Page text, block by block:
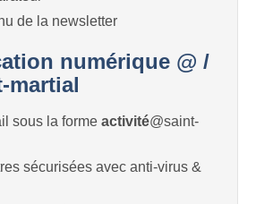
de la newsletter
numérique @ /
martial
sous la forme activité@saint-
sécurisées avec anti-virus &